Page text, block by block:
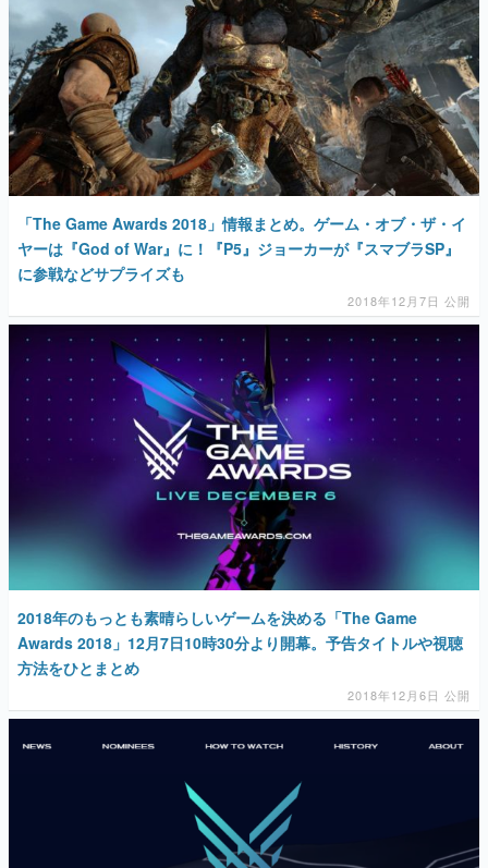
アプリレビュー
その他
電ファミニコゲーマーとは？
運営：株式会社マレ
「The Game Awards 2018」情報まとめ。ゲーム・オブ・ザ・イ
ヤーは『God of War』に！『P5』ジョーカーが『スマブラSP』
に参戦などサプライズも
2018年12月7日 公開
2018年のもっとも素晴らしいゲームを決める「The Game
Awards 2018」12月7日10時30分より開幕。予告タイトルや視聴
方法をひとまとめ
2018年12月6日 公開